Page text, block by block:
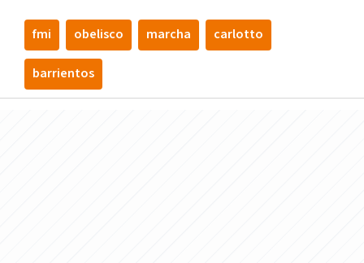
fmi obelisco marcha carlotto
barrientos